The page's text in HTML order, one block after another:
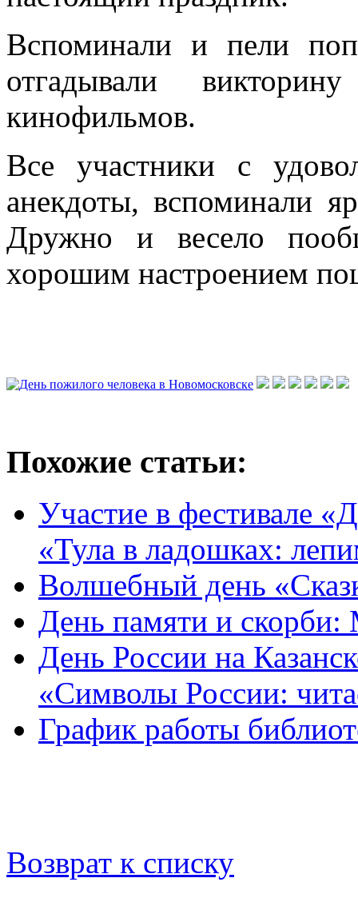
Вспоминали и пели
отгадывали
кинофильмов.
Все участники с
анекдоты, вспоминали
Дружно и весело
хорошим настроением
Похожие статьи:
Участие в фестивале
«Тула в ладошках:
Волшебный день
День памяти и
День России на
«Символы России:
График работы
Возврат к списку